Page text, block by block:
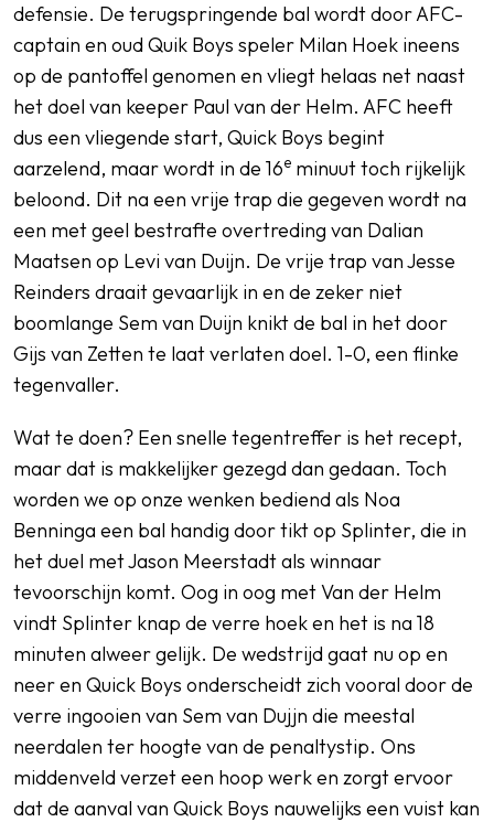
defensie. De terugspringende bal wordt door AFC-
captain en oud Quik Boys speler Milan Hoek ineens
op de pantoffel genomen en vliegt helaas net naast
het doel van keeper Paul van der Helm. AFC heeft
dus een vliegende start, Quick Boys begint
aarzelend, maar wordt in de 16e minuut toch rijkelijk
beloond. Dit na een vrije trap die gegeven wordt na
een met geel bestrafte overtreding van Dalian
Maatsen op Levi van Duijn. De vrije trap van Jesse
Reinders draait gevaarlijk in en de zeker niet
boomlange Sem van Duijn knikt de bal in het door
Gijs van Zetten te laat verlaten doel. 1-0, een flinke
tegenvaller.
Wat te doen? Een snelle tegentreffer is het recept,
maar dat is makkelijker gezegd dan gedaan. Toch
worden we op onze wenken bediend als Noa
Benninga een bal handig door tikt op Splinter, die in
het duel met Jason Meerstadt als winnaar
tevoorschijn komt. Oog in oog met Van der Helm
vindt Splinter knap de verre hoek en het is na 18
minuten alweer gelijk. De wedstrijd gaat nu op en
neer en Quick Boys onderscheidt zich vooral door de
verre ingooien van Sem van Dujjn die meestal
neerdalen ter hoogte van de penaltystip. Ons
middenveld verzet een hoop werk en zorgt ervoor
dat de aanval van Quick Boys nauwelijks een vuist kan